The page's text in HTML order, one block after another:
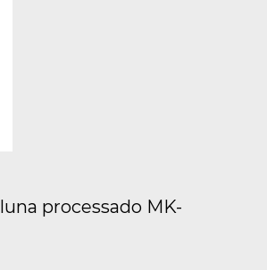
processado MK-